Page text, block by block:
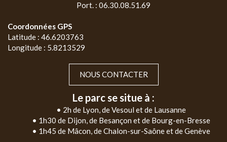
Port. : 06.30.08.51.69
Coordonnées GPS
Latitude : 46.6203763
Longitude : 5.8213529
NOUS CONTACTER
Le parc se situe à :
• 2h de Lyon, de Vesoul et de Lausanne
• 1h30 de Dijon, de Besançon et de Bourg-en-Bresse
• 1h45 de Mâcon, de Chalon-sur-Saône et de Genève